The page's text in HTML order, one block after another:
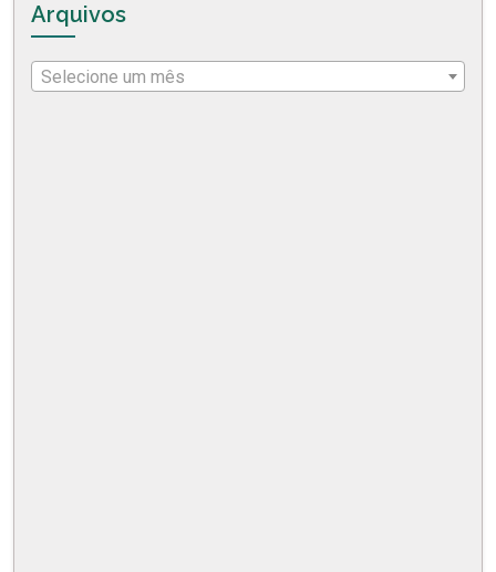
Arquivos
Selecione um mês